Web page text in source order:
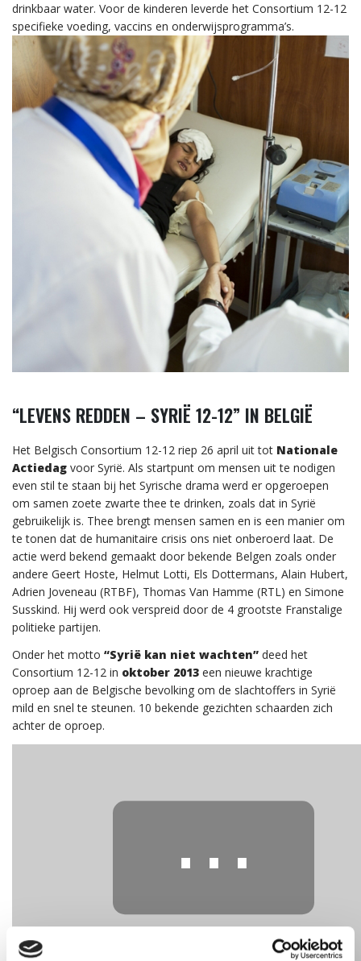
drinkbaar water. Voor de kinderen leverde het Consortium 12-12
specifieke voeding, vaccins en onderwijsprogramma’s.
“LEVENS REDDEN – SYRIË 12-12” IN BELGIË
Het Belgisch Consortium 12-12 riep 26 april uit tot Nationale
Actiedag voor Syrië. Als startpunt om mensen uit te nodigen
even stil te staan bij het Syrische drama werd er opgeroepen
om samen zoete zwarte thee te drinken, zoals dat in Syrië
gebruikelijk is. Thee brengt mensen samen en is een manier om
te tonen dat de humanitaire crisis ons niet onberoerd laat. De
actie werd bekend gemaakt door bekende Belgen zoals onder
andere Geert Hoste, Helmut Lotti, Els Dottermans, Alain Hubert,
Adrien Joveneau (RTBF), Thomas Van Hamme (RTL) en Simone
Susskind. Hij werd ook verspreid door de 4 grootste Franstalige
politieke partijen.
Onder het motto “Syrië kan niet wachten” deed het
Consortium 12-12 in oktober 2013 een nieuwe krachtige
oproep aan de Belgische bevolking om de slachtoffers in Syrië
mild en snel te steunen. 10 bekende gezichten schaarden zich
achter de oproep.
⋯